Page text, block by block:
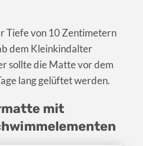
Tiefe von 10 Zentimetern
dem Kleinkindalter
sollte die Matte vor dem
lang gelüftet werden.
mit